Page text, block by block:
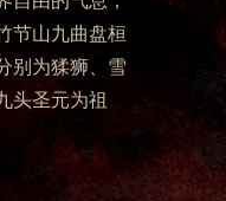
节山九曲盘桓
别为猱狮、雪
头圣元为祖